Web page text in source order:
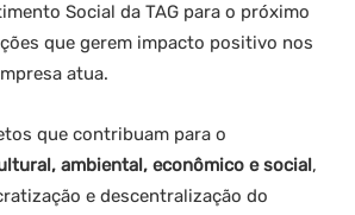
Social da TAG para o próximo
que gerem impacto positivo nos
atua.
que contribuam para o
ambiental, econômico e social,
e descentralização do